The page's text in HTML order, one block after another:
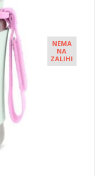
NEMA
NA
ZALIHI